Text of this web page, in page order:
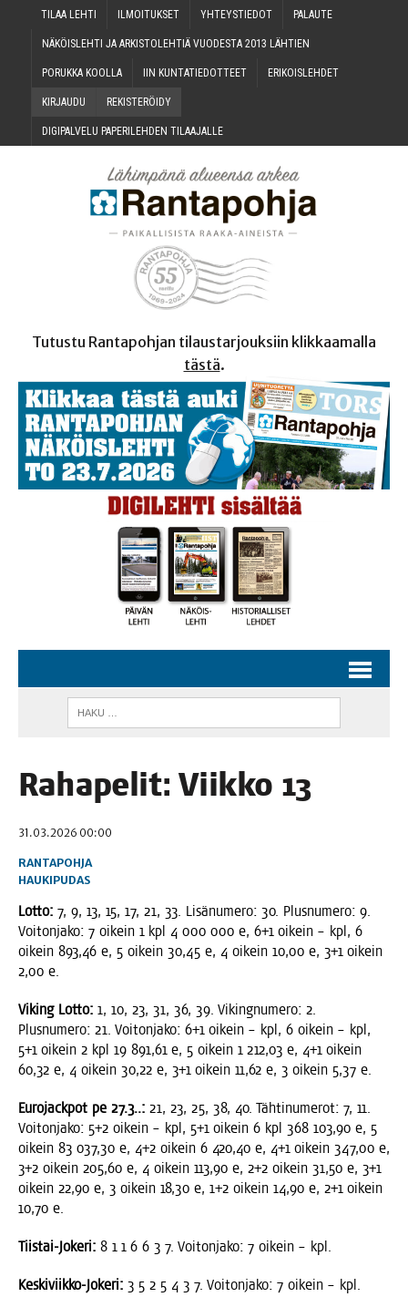
TILAA LEH­TI ILMOI­TUK­SET YHTEYS­TIE­DOT PALAU­TE
NÄKÖIS­LEH­TI JA ARKIS­TO­LEH­TIÄ VUO­DES­TA 2013 LÄHTIEN
PORUK­KA KOOLLA IIN KUN­TA­TIE­DOT­TEET ERI­KOIS­LEH­DET
KIR­JAU­DU REKIS­TE­RÖI­DY
DIGI­PAL­VE­LU PAPE­RI­LEH­DEN TILAAJALLE
Tutustu Rantapohjan tilaustarjouksiin klikkaamalla
tästä.
Raha­pe­lit: Viik­ko 13
31.03.2026 00:00
RANTAPOHJA
HAUKIPUDAS
Lot­to: 7, 9, 13, 15, 17, 21, 33. Lisä­nu­me­ro: 30. Plus­nu­me­ro: 9.
Voi­ton­ja­ko: 7 oikein 1 kpl 4 000 000 e, 6+1 oikein – kpl, 6
oikein 893,46 e, 5 oikein 30,45 e, 4 oikein 10,00 e, 3+1 oikein
2,00 e.
Viking Lot­to: 1, 10, 23, 31, 36, 39. Viking­nu­me­ro: 2.
Plus­nu­me­ro: 21. Voi­ton­ja­ko: 6+1 oikein – kpl, 6 oikein – kpl,
5+1 oikein 2 kpl 19 891,61 e, 5 oikein 1 212,03 e, 4+1 oikein
60,32 e, 4 oikein 30,22 e, 3+1 oikein 11,62 e, 3 oikein 5,37 e.
Euro­jack­pot pe 27.3..: 21, 23, 25, 38, 40. Täh­ti­nu­me­rot: 7, 11.
Voi­ton­ja­ko: 5+2 oikein – kpl, 5+1 oikein 6 kpl 368 103,90 e, 5
oikein 83 037,30 e, 4+2 oikein 6 420,40 e, 4+1 oikein 347,00 e,
3+2 oikein 205,60 e, 4 oikein 113,90 e, 2+2 oikein 31,50 e, 3+1
oikein 22,90 e, 3 oikein 18,30 e, 1+2 oikein 14,90 e, 2+1 oikein
10,70 e.
Tiis­tai-Joke­ri: 8 1 1 6 6 3 7. Voi­ton­ja­ko: 7 oikein – kpl.
Kes­ki­viik­ko-Joke­ri: 3 5 2 5 4 3 7. Voi­ton­ja­ko: 7 oikein – kpl.